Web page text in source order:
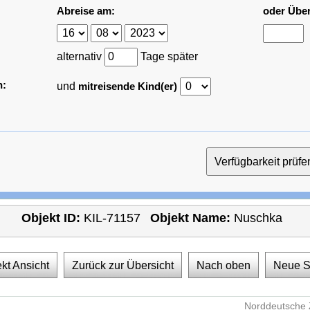
Abreise am:
alternativ Tage später
oder
und mitreisende Kind(er)
Objekt ID: KIL-71157 Objekt Name: Nuschka
Ansicht Zurück zur Übersicht Nach oben Neue
Norddeutsche